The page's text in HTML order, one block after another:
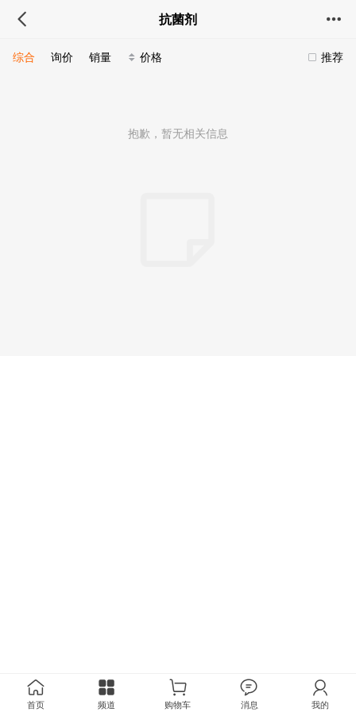
抗菌剂
推荐
综合 询价 销量 价格
抱歉，暂无相关信息
首页 频道 购物车 消息 我的